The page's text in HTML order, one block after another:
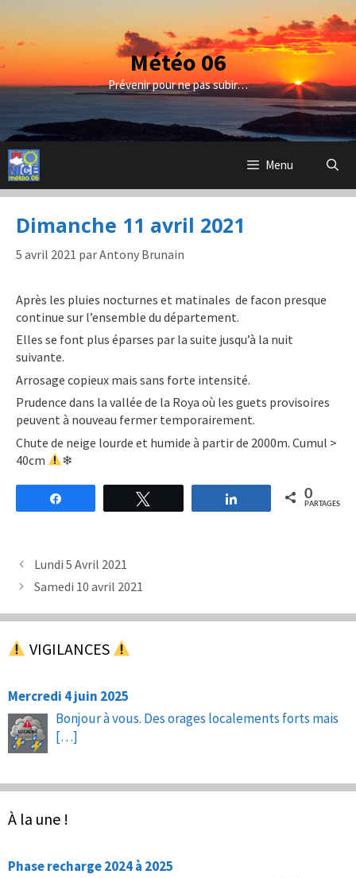
contenu
Météo 06
Prévenir pour ne pas subir…
Menu
Dimanche 11 avril 2021
5 avril 2021 parAntony Brunain
Après les pluies nocturnes et matinales de facon presque
continue sur l’ensemble du département.
Elles se font plus éparses par la suite jusqu’à la nuit
suivante.
Arrosage copieux mais sans forte intensité.
Prudence dans la vallée de la Roya où les guets provisoires
peuvent à nouveau fermer temporairement.
Chute de neige lourde et humide à partir de 2000m. Cumul >
40cm
❄
Partagez 0
PARTAGES
Lundi 5 Avril 2021
Samedi 10 avril 2021
VIGILANCES
Mercredi 4 juin 2025
Bonjour à vous. Des orages localements forts mais
[…]
À la une !
Phase recharge 2024 à 2025